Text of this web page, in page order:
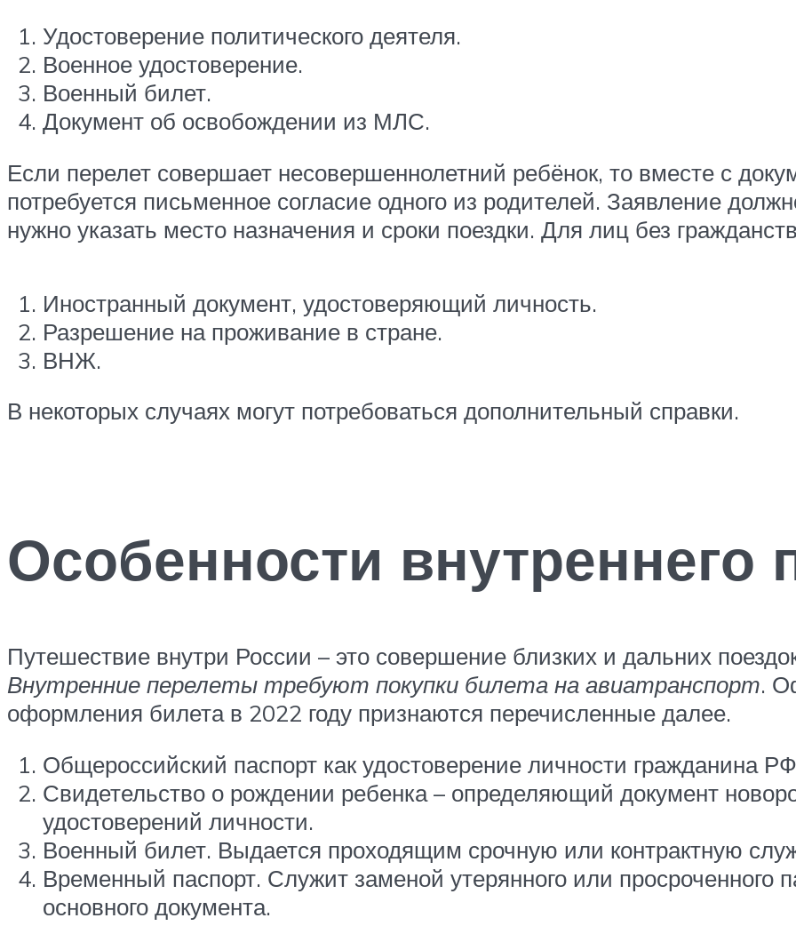
Удостоверение политического деятеля.
Военное удостоверение.
Военный билет.
Документ об освобождении из МЛС.
Если перелет совершает несовершеннолетний ребёнок, то вместе с
потребуется письменное согласие одного из родителей. Заявление
нужно указать место назначения и сроки поездки. Для лиц без
Иностранный документ, удостоверяющий личность.
Разрешение на проживание в стране.
ВНЖ.
В некоторых случаях могут потребоваться дополнительный справки.
Особенности внутреннего
Путешествие внутри России – это совершение близких и дальних
Внутренние перелеты требуют покупки билета на авиатранспорт.
оформления билета в 2022 году признаются перечисленные далее.
Общероссийский паспорт как удостоверение личности гражданина
Свидетельство о рождении ребенка – определяющий документ
удостоверений личности.
Военный билет. Выдается проходящим срочную или контрактную
Временный паспорт. Служит заменой утерянного или просроченного
основного документа.